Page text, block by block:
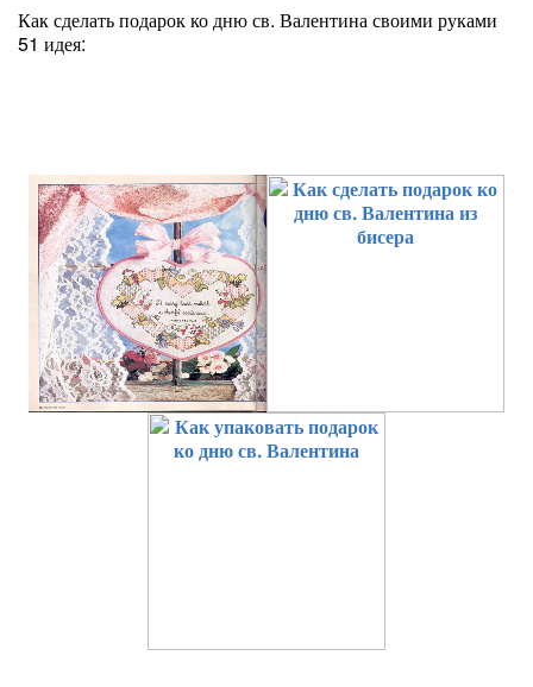
Как сделать подарок ко дню св. Валентина своими руками
51 идея: